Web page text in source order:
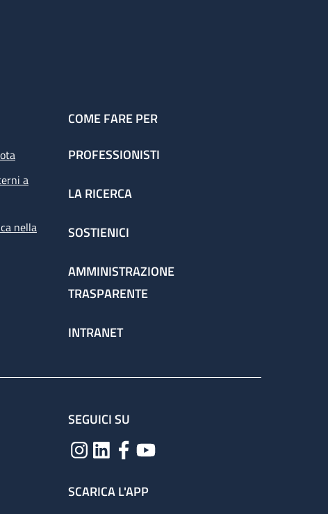
a
nella
COME FARE PER
PROFESSIONISTI
LA RICERCA
SOSTIENICI
AMMINISTRAZIONE
TRASPARENTE
INTRANET
SEGUICI SU
SCARICA L'APP